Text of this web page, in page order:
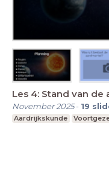
Les 4: Stand van de
November 2025- 19
Aardrijkskunde